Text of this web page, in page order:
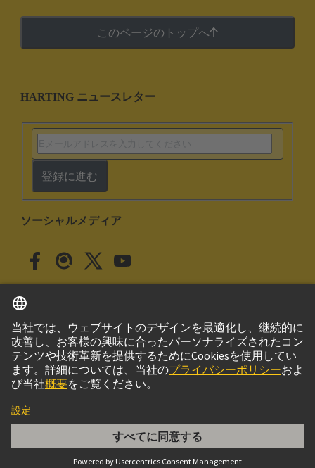
DIN-Signal B064FS-2,9C1-2-cod
このページのトップへ
HARTING ニュースレター
登録に進む
ソーシャルメディア
日本 日本語
© ハーティング株式会社
このサイトについて
ご利用条件取引条件